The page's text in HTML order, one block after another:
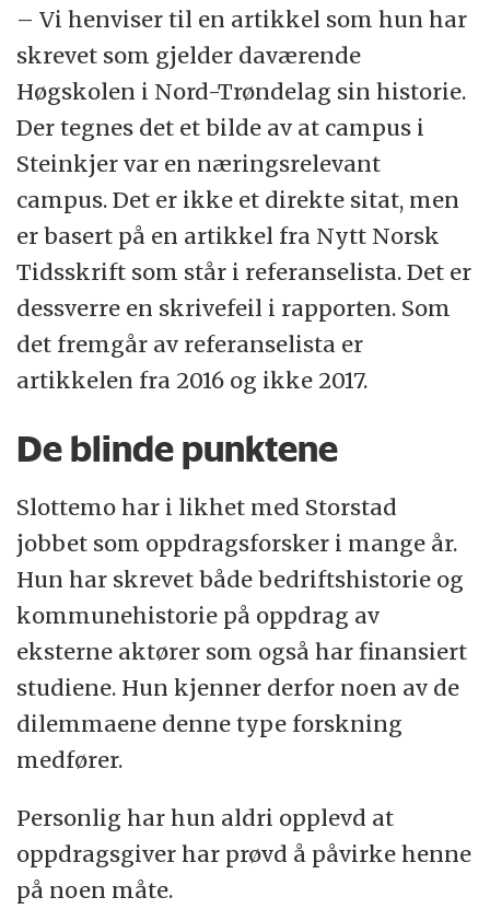
– Vi henviser til en artikkel som hun har
skrevet som gjelder daværende
Høgskolen i Nord-Trøndelag sin historie.
Der tegnes det et bilde av at campus i
Steinkjer var en næringsrelevant
campus. Det er ikke et direkte sitat, men
er basert på en artikkel fra Nytt Norsk
Tidsskrift som står i referanselista. Det er
dessverre en skrivefeil i rapporten. Som
det fremgår av referanselista er
artikkelen fra 2016 og ikke 2017.
De blinde punktene
Slottemo har i likhet med Storstad
jobbet som oppdragsforsker i mange år.
Hun har skrevet både bedriftshistorie og
kommunehistorie på oppdrag av
eksterne aktører som også har finansiert
studiene. Hun kjenner derfor noen av de
dilemmaene denne type forskning
medfører.
Personlig har hun aldri opplevd at
oppdragsgiver har prøvd å påvirke henne
på noen måte.